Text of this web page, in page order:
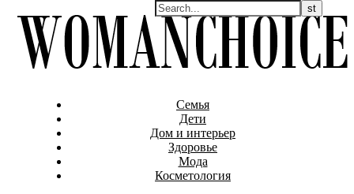
Семья
Дети
Дом и интерьер
Здоровье
Мода
Косметология